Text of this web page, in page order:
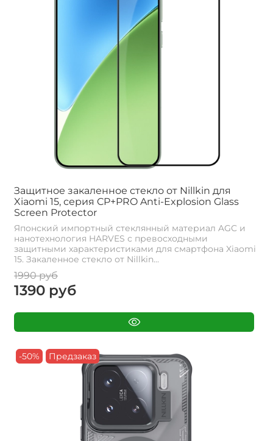
Защитное закаленное стекло от Nillkin для
Xiaomi 15, серия CP+PRO Anti-Explosion Glass
Screen Protector
Японский импортный стеклянный материал AGC и
нанотехнология HARVES с превосходными
защитными характеристиками для смартфона Xiaomi
15. Закаленное стекло от Nillkin...
1990 руб
1390 руб
-50% Предзаказ